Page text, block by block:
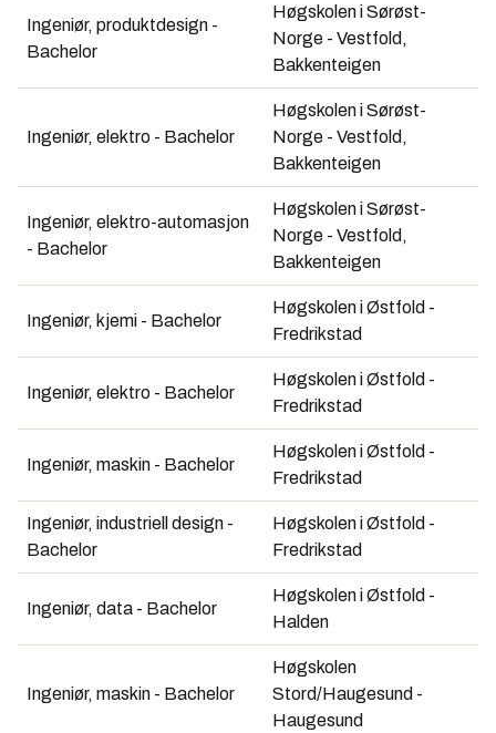
Ingeniør, produktdesign -
Bachelor
Høgskolen i Sørøst-
Norge - Vestfold,
Bakkenteigen
Ingeniør, elektro - Bachelor
Høgskolen i Sørøst-
Norge - Vestfold,
Bakkenteigen
Ingeniør, elektro-automasjon
- Bachelor
Høgskolen i Sørøst-
Norge - Vestfold,
Bakkenteigen
Ingeniør, kjemi - Bachelor
Høgskolen i Østfold -
Fredrikstad
Ingeniør, elektro - Bachelor
Høgskolen i Østfold -
Fredrikstad
Ingeniør, maskin - Bachelor
Høgskolen i Østfold -
Fredrikstad
Ingeniør, industriell design -
Bachelor
Høgskolen i Østfold -
Fredrikstad
Ingeniør, data - Bachelor
Høgskolen i Østfold -
Halden
Ingeniør, maskin - Bachelor
Høgskolen
Stord/Haugesund -
Haugesund